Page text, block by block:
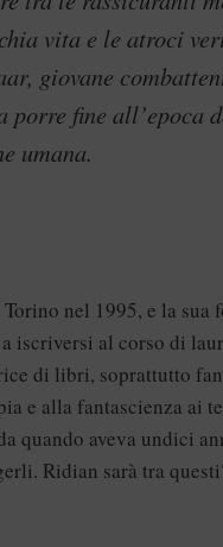
vita e le atroci
giovane
porre fine all’epoca
umana.
nel 1995, e la sua
iscriversi al corso di
di libri, soprattutto
e alla fantascienza ai
quando aveva undici
Ridian sarà tra